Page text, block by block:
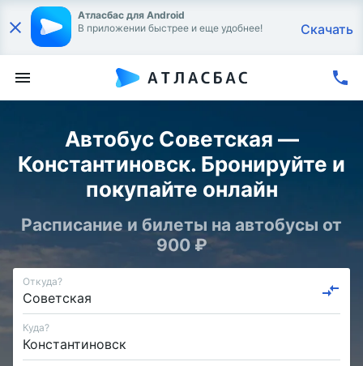
Атласбас для Android
В приложении быстрее и еще удобнее!
Скачать
Автобус Советская —
Константиновск. Бронируйте и
покупайте онлайн
Расписание и билеты на автобусы от
900 ₽
Откуда?
Куда?